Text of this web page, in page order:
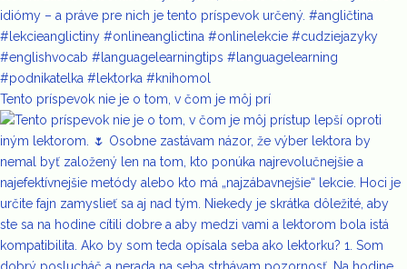
Tento príspevok nie je o tom, v čom je môj prí